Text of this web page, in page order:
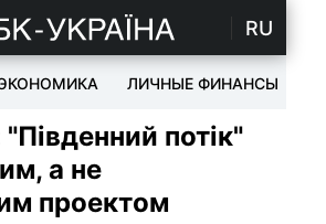
RU
ЛИЧНЫЕ ФИНАНСЫ
потік"
а не
проектом